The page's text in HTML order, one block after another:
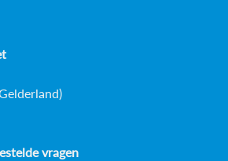
vragen